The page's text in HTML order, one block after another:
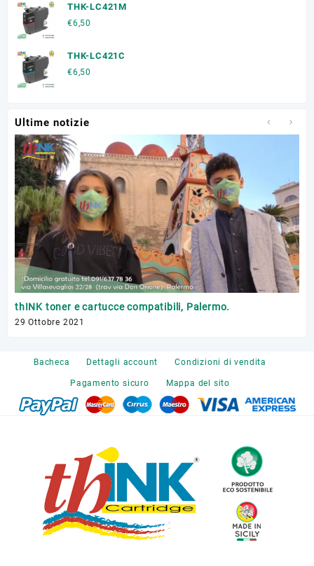
THK-LC421M
€6,50
THK-LC421C
€6,50
Ultime notizie
thINK toner e cartucce compatibili, Palermo.
29 Ottobre 2021
Bacheca Dettagli account Condizioni di vendita
Pagamento sicuro Mappa del sito